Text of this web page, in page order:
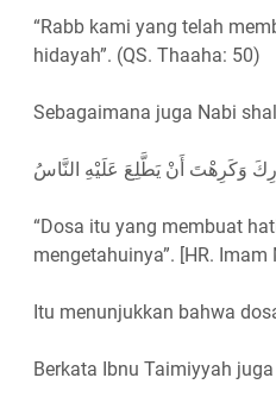
“Rabb kami yang telah
hidayah”. (QS. Thaaha: 50)
Sebagaimana juga Nabi
“Dosa itu yang membuat
mengetahuinya”. [HR. Imam
Itu menunjukkan bahwa
Berkata Ibnu Taimiyyah